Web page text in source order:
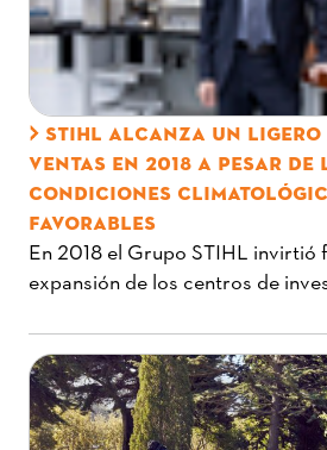
STIHL ALCANZA UN LIGERO
VENTAS EN 2018 A PESAR DE
CONDICIONES
FAVORABLES
En 2018 el Grupo STIHL invirtió
expansión de los centros de